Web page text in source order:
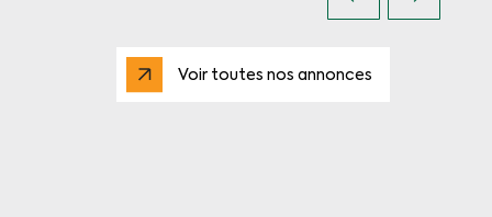
Voir toutes nos annonces